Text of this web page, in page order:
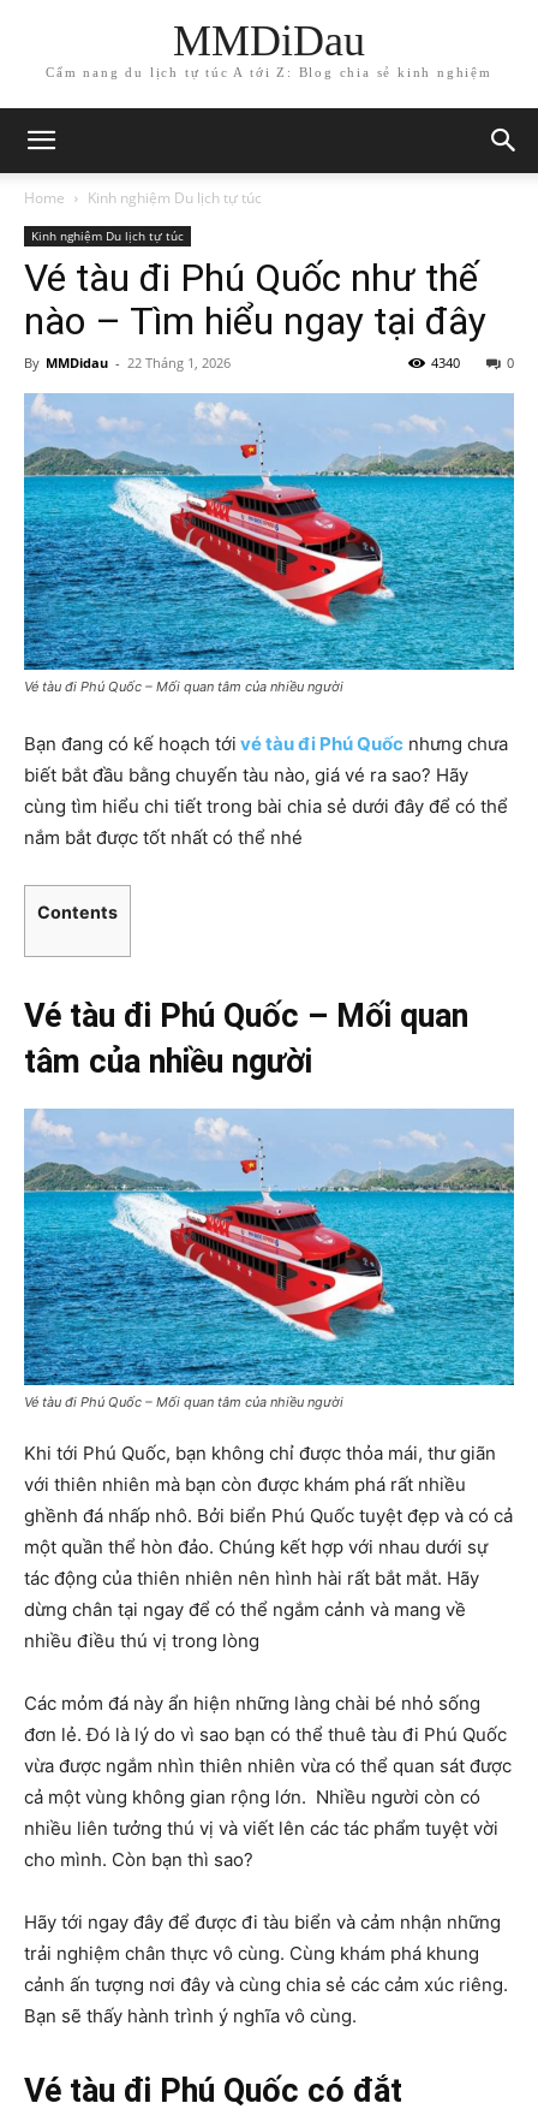
MMDiDau
Cẩm nang du lịch tự túc A tới Z: Blog chia sẻ kinh nghiệm
Home Kinh nghiệm Du lịch tự túc
Kinh nghiệm Du lịch tự túc
Vé tàu đi Phú Quốc như thế
nào – Tìm hiểu ngay tại đây
By MMDidau - 22 Tháng 1, 2026 0
4340
Vé tàu đi Phú Quốc – Mối quan tâm của nhiều người
Bạn đang có kế hoạch tới vé tàu đi Phú Quốc nhưng chưa
biết bắt đầu bằng chuyến tàu nào, giá vé ra sao? Hãy
cùng tìm hiểu chi tiết trong bài chia sẻ dưới đây để có thể
nắm bắt được tốt nhất có thể nhé
Contents
Vé tàu đi Phú Quốc – Mối quan
tâm của nhiều người
Vé tàu đi Phú Quốc – Mối quan tâm của nhiều người
Khi tới Phú Quốc, bạn không chỉ được thỏa mái, thư giãn
với thiên nhiên mà bạn còn được khám phá rất nhiều
ghềnh đá nhấp nhô. Bởi biển Phú Quốc tuyệt đẹp và có cả
một quần thể hòn đảo. Chúng kết hợp với nhau dưới sự
tác động của thiên nhiên nên hình hài rất bắt mắt. Hãy
dừng chân tại ngay để có thể ngắm cảnh và mang về
nhiều điều thú vị trong lòng
Các mỏm đá này ẩn hiện những làng chài bé nhỏ sống
đơn lẻ. Đó là lý do vì sao bạn có thể thuê tàu đi Phú Quốc
vừa được ngắm nhìn thiên nhiên vừa có thể quan sát được
cả một vùng không gian rộng lớn. Nhiều người còn có
nhiều liên tưởng thú vị và viết lên các tác phẩm tuyệt vời
cho mình. Còn bạn thì sao?
Hãy tới ngay đây để được đi tàu biển và cảm nhận những
trải nghiệm chân thực vô cùng. Cùng khám phá khung
cảnh ấn tượng nơi đây và cùng chia sẻ các cảm xúc riêng.
Bạn sẽ thấy hành trình ý nghĩa vô cùng.
Vé tàu đi Phú Quốc có đắt